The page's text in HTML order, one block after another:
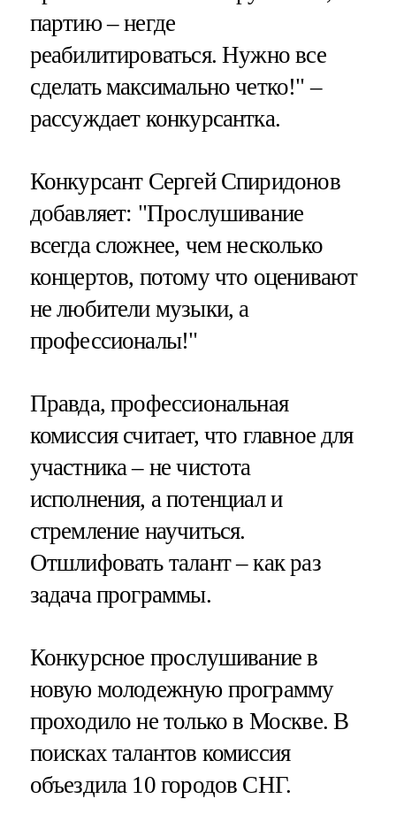
партию – негде
реабилитироваться. Нужно все
сделать максимально четко!" –
рассуждает конкурсантка.
Конкурсант Сергей Спиридонов
добавляет: "Прослушивание
всегда сложнее, чем несколько
концертов, потому что оценивают
не любители музыки, а
профессионалы!"
Правда, профессиональная
комиссия считает, что главное для
участника – не чистота
исполнения, а потенциал и
стремление научиться.
Отшлифовать талант – как раз
задача программы.
Конкурсное прослушивание в
новую молодежную программу
проходило не только в Москве. В
поисках талантов комиссия
объездила 10 городов СНГ.